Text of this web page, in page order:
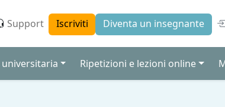
Support Iscriviti Diventa un insegnante
Ripetizioni e lezioni online